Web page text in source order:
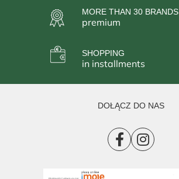
MORE THAN 30 BRANDS
premium
SHOPPING
in installments
DOŁĄCZ DO NAS